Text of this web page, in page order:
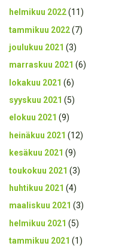
helmikuu 2022(11)
tammikuu 2022(7)
joulukuu 2021 (3)
marraskuu 2021 (6)
lokakuu 2021 (6)
syyskuu 2021 (5)
elokuu 2021 (9)
heinäkuu 2021 (12)
kesäkuu 2021 (9)
toukokuu 2021 (3)
huhtikuu 2021 (4)
maaliskuu 2021 (3)
helmikuu 2021 (5)
tammikuu 2021 (1)